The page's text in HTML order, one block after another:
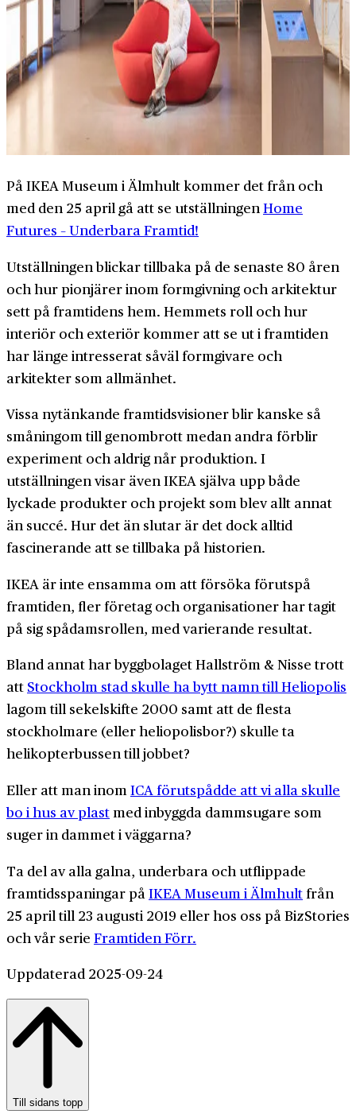
På IKEA Museum i Älmhult kommer det från och
med den 25 april gå att se utställningenHome
Futures – Underbara Framtid!
Utställningen blickar tillbaka på de senaste 80 åren
och hur pionjärer inom formgivning och arkitektur
sett på framtidens hem. Hemmets roll och hur
interiör och exteriör kommer att se ut i framtiden
har länge intresserat såväl formgivare och
arkitekter som allmänhet.
Vissa nytänkande framtidsvisioner blir kanske så
småningom till genombrott medan andra förblir
experiment och aldrig når produktion. I
utställningen visar även IKEA själva upp både
lyckade produkter och projekt som blev allt annat
än succé. Hur det än slutar är det dock alltid
fascinerande att se tillbaka på historien.
IKEA är inte ensamma om att försöka förutspå
framtiden, fler företag och organisationer har tagit
på sig spådamsrollen, med varierande resultat.
Bland annat har byggbolaget Hallström & Nisse trott
att Stockholm stad skulle ha bytt namn till Heliopolis
lagom till sekelskifte 2000 samt att de flesta
stockholmare (eller heliopolisbor?) skulle ta
helikopterbussen till jobbet?
Eller att man inomICA förutspådde att vi alla skulle
bo i hus av plastmed inbyggda dammsugare som
suger in dammet i väggarna?
Ta del av alla galna, underbara och utflippade
framtidsspaningar på IKEA Museum i Älmhultfrån
25 april till 23 augusti 2019 eller hos oss på BizStories
och vår serie Framtiden Förr.
Uppdaterad 2025-09-24
Till sidans topp